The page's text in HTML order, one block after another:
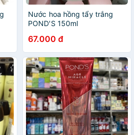
Nước hoa hồng tẩy trắng
POND'S 150ml
67.000 đ